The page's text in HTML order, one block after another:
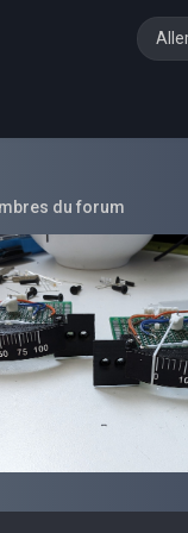
du forum